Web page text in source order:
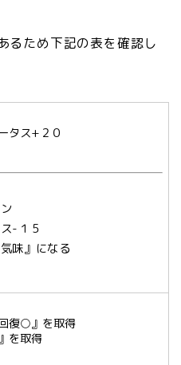
るため下記の表を確認し
タス+２０
-１５
味』になる
復○』を取得
を取得